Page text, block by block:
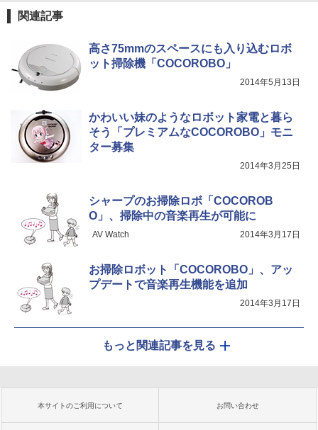
関連記事
高さ75mmのスペースにも入り込むロボ
ット掃除機「COCOROBO」
2014年5月13日
かわいい妹のようなロボット家電と暮ら
そう「プレミアムなCOCOROBO」モニ
ター募集
2014年3月25日
シャープのお掃除ロボ「COCOROB
O」、掃除中の音楽再生が可能に
AV Watch 2014年3月17日
お掃除ロボット「COCOROBO」、アッ
プデートで音楽再生機能を追加
2014年3月17日
もっと関連記事を見る
本サイトのご利用について お問い合わせ